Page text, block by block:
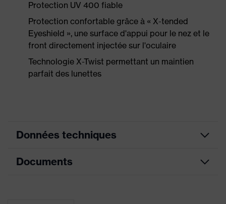
Protection UV 400 fiable
Protection confortable grâce à « X-tended
Eyeshield », une surface d'appui pour le nez et le
front directement injectée sur l'oculaire
Technologie X-Twist permettant un maintien
parfait des lunettes
Données techniques
couleur de
Documents